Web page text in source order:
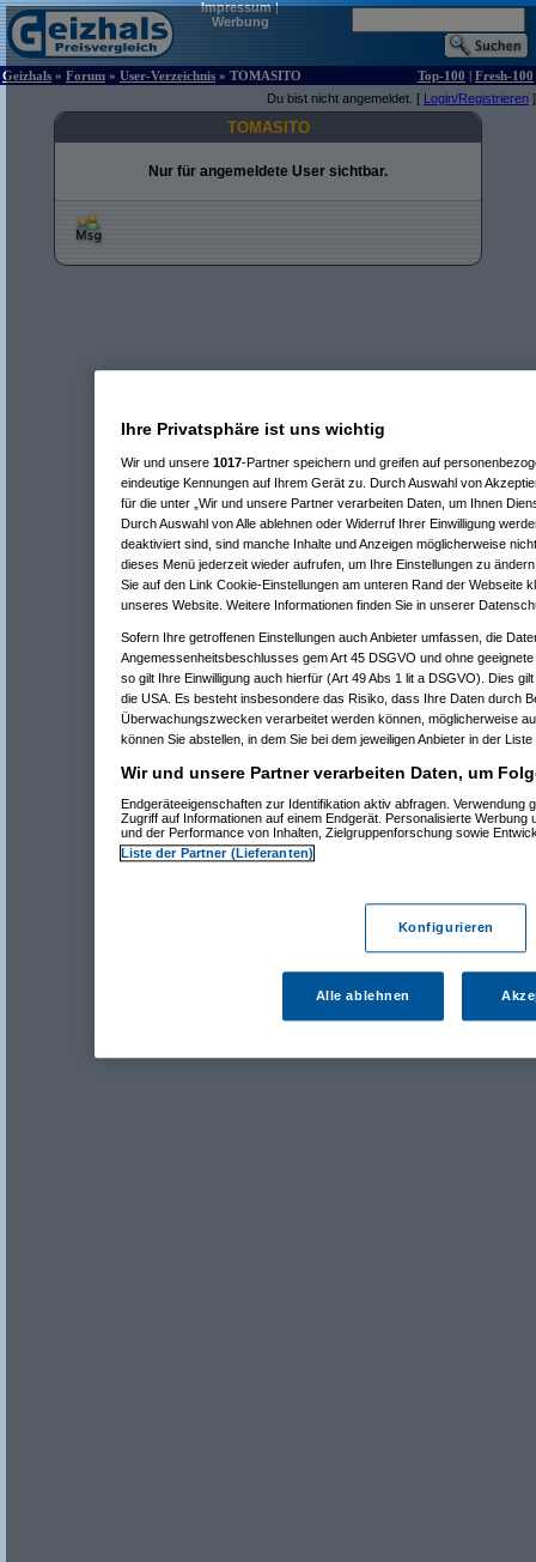
Impressum|
Werbung
Geizhals » Forum » User-Verzeichnis » TOMASITO Top-100 | Fresh-100
Du bist nicht angemeldet. [ Login/Registrieren ]
TOMASITO
Nur für angemeldete User sichtbar.
Ihre Privatsphäre ist uns wichtig
Wir und unsere 1017-Partner speichern und greifen auf
eindeutige Kennungen auf Ihrem Gerät zu. Durch Auswahl von
für die unter „Wir und unsere Partner verarbeiten Daten, um Ihnen
Durch Auswahl von Alle ablehnen oder Widerruf Ihrer Einwilligung
deaktiviert sind, sind manche Inhalte und Anzeigen möglicherweise
dieses Menü jederzeit wieder aufrufen, um Ihre Einstellungen zu
Sie auf den Link Cookie-Einstellungen am unteren Rand der Webseite
unseres Website. Weitere Informationen finden Sie in unserer
Sofern Ihre getroffenen Einstellungen auch Anbieter umfassen, die
Angemessenheitsbeschlusses gem Art 45 DSGVO und ohne
so gilt Ihre Einwilligung auch hierfür (Art 49 Abs 1 lit a DSGVO). Dies
die USA. Es besteht insbesondere das Risiko, dass Ihre Daten durch
Überwachungszwecken verarbeitet werden können, möglicherweise
können Sie abstellen, in dem Sie bei dem jeweiligen Anbieter in der
Wir und unsere Partner verarbeiten Daten, um
Endgeräteeigenschaften zur Identifikation aktiv abfragen. Verwendung
Zugriff auf Informationen auf einem Endgerät. Personalisierte Werbung
und der Performance von Inhalten, Zielgruppenforschung sowie
Liste der Partner (Lieferanten)
Konfigurieren
Alle ablehnen